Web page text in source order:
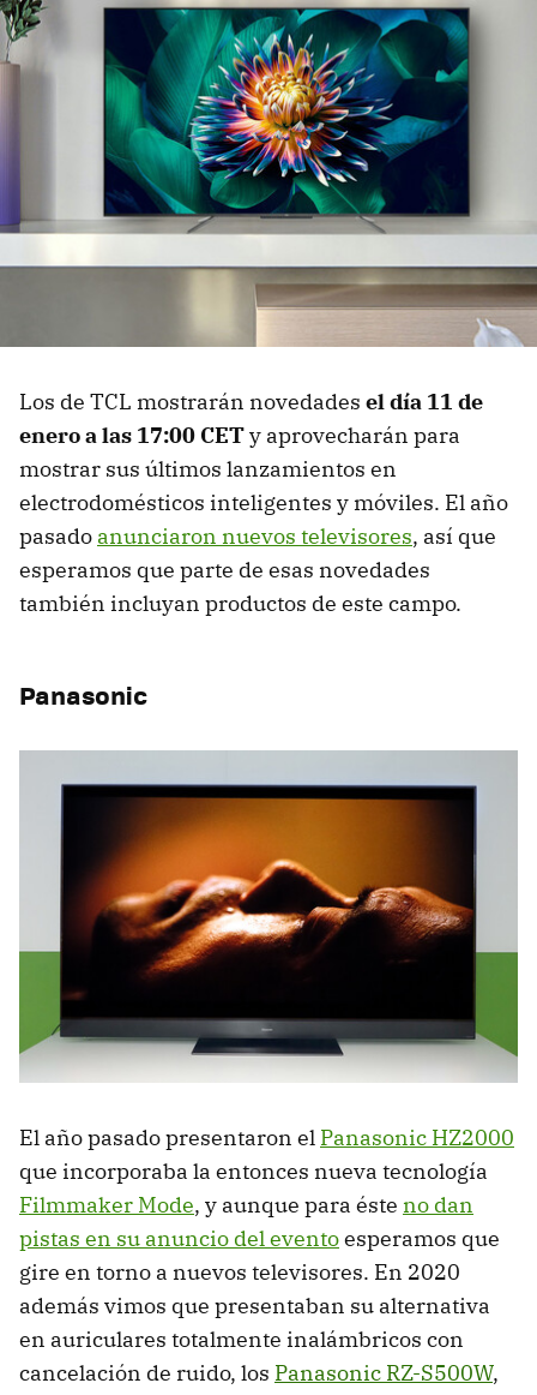
Los de TCL mostrarán novedades el día 11 de
enero a las 17:00 CETy aprovecharán para
mostrar sus últimos lanzamientos en
electrodomésticos inteligentes y móviles. El año
pasado anunciaron nuevos televisores, así que
esperamos que parte de esas novedades
también incluyan productos de este campo.
Panasonic
El año pasado presentaron el Panasonic HZ2000
que incorporaba la entonces nueva tecnología
Filmmaker Mode, y aunque para éste no dan
pistas en su anuncio del eventoesperamos que
gire en torno a nuevos televisores. En 2020
además vimos que presentaban su alternativa
en auriculares totalmente inalámbricos con
cancelación de ruido, los Panasonic RZ-S500W,